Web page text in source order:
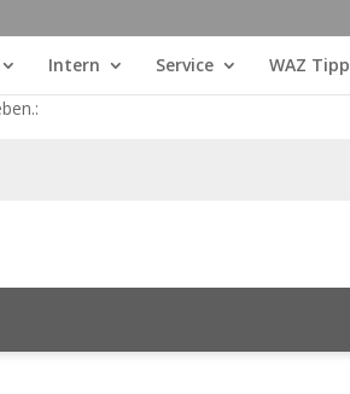
Intern Service WAZ Tipp